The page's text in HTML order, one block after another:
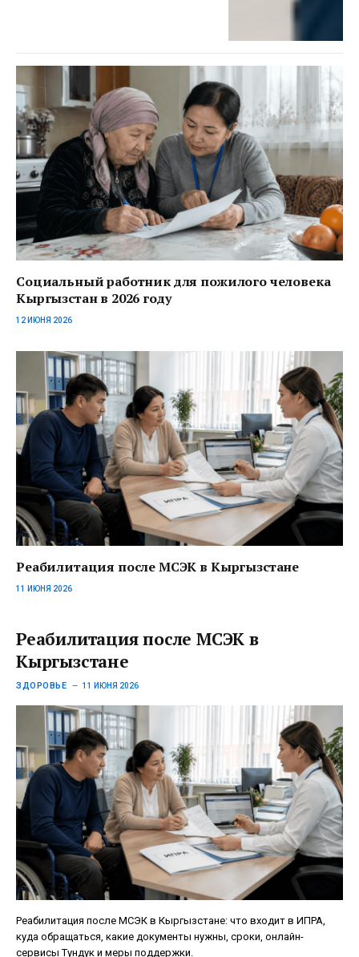
Социальный работник для пожилого человека
Кыргызстан в 2026 году
12 ИЮНЯ 2026
Реабилитация после МСЭК в Кыргызстане
11 ИЮНЯ 2026
Реабилитация после МСЭК в
Кыргызстане
ЗДОРОВЬЕ 11 ИЮНЯ 2026
Реабилитация после МСЭК в Кыргызстане: что входит в ИПРА,
куда обращаться, какие документы нужны, сроки, онлайн-
сервисы Тундук и меры поддержки.